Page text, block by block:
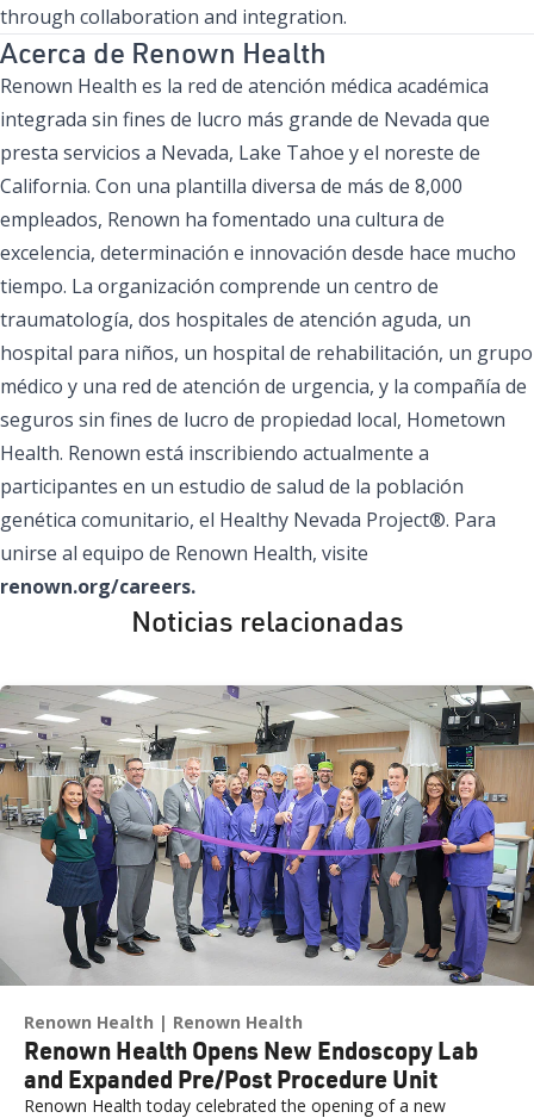
through collaboration and integration.
Acerca de Renown Health
Renown Health es la red de atención médica académica
integrada sin fines de lucro más grande de Nevada que
presta servicios a Nevada, Lake Tahoe y el noreste de
California. Con una plantilla diversa de más de 8,000
empleados, Renown ha fomentado una cultura de
excelencia, determinación e innovación desde hace mucho
tiempo. La organización comprende un centro de
traumatología, dos hospitales de atención aguda, un
hospital para niños, un hospital de rehabilitación, un grupo
médico y una red de atención de urgencia, y la compañía de
seguros sin fines de lucro de propiedad local, Hometown
Health. Renown está inscribiendo actualmente a
participantes en un estudio de salud de la población
genética comunitario, el Healthy Nevada Project®. Para
unirse al equipo de Renown Health, visite
renown.org/careers.
Noticias relacionadas
Renown Health Renown Health
Renown Health Opens New Endoscopy Lab
and Expanded Pre/Post Procedure Unit
Renown Health today celebrated the opening of a new